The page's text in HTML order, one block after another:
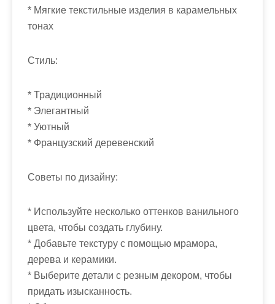
* Мягкие текстильные изделия в карамельных
тонах
Стиль:
* Традиционный
* Элегантный
* Уютный
* Французский деревенский
Советы по дизайну:
* Используйте несколько оттенков ванильного
цвета, чтобы создать глубину.
* Добавьте текстуру с помощью мрамора,
дерева и керамики.
* Выберите детали с резным декором, чтобы
придать изысканность.